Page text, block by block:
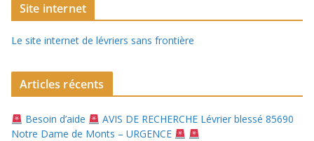
Site internet
Le site internet de lévriers sans frontière
Articles récents
Besoin d’aide
AVIS DE RECHERCHE Lévrier blessé 85690
Notre Dame de Monts – URGENCE